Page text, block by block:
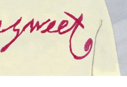
do rock britânico
aqui e ali, em alguns
no som do King Hannah.